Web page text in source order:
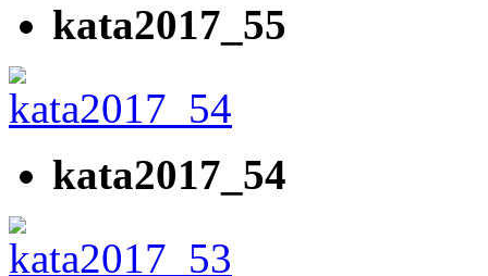
kata2017_55
kata2017_54